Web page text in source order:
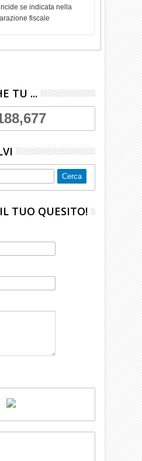
se indicata nella
fiscale
TU ...
TUO QUESITO!